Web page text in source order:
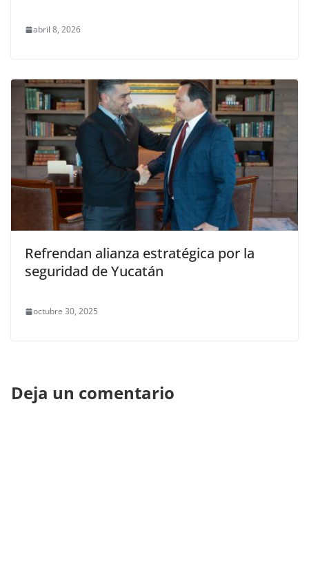
abril 8, 2026
Refrendan alianza estratégica por la
seguridad de Yucatán
octubre 30, 2025
Deja un comentario